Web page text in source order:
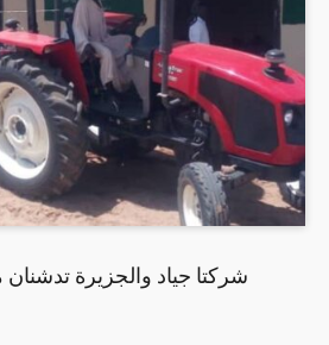
شركتا جياد والجزيرة تدشنان